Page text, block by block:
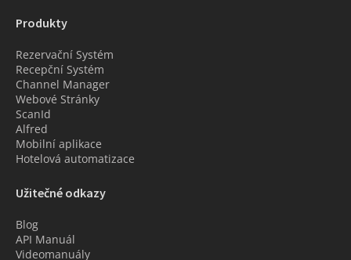
Produkty
Rezervační Systém
Recepční Systém
Channel Manager
Webové Stránky
ScanId
Alfred
Mobilní aplikace
Hotelová automatizace
Užitečné odkazy
Blog
API Manuál
Videomanuály